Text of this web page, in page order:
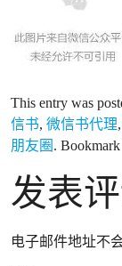
This entry was
信书, 微信书代理,
朋友圈 . Bookmark
发表
电子邮件地址不